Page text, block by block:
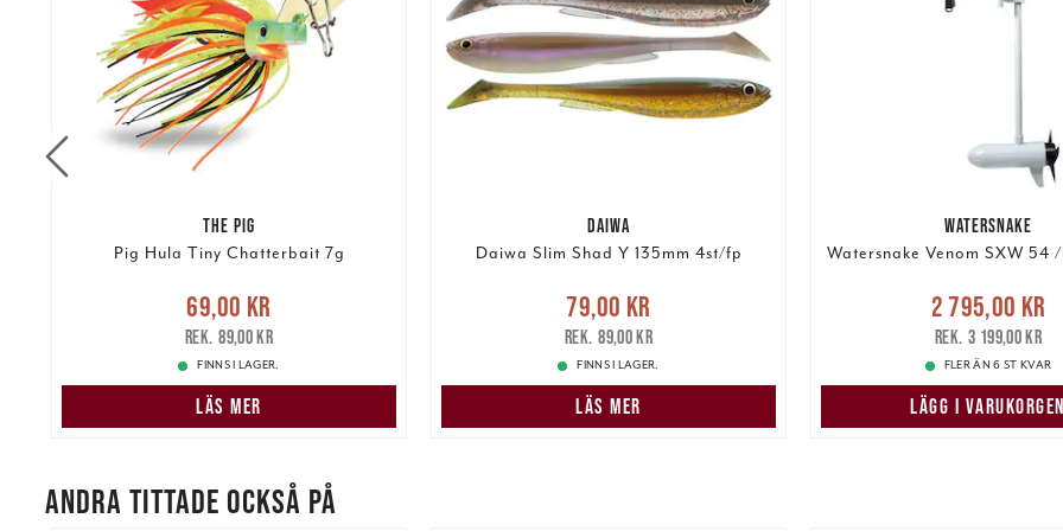
THE PIG
Pig Hula Tiny Chatterbait 7g
Nuvarande pris :69,00 kr
pris: 89,00 kr
69,00 kr
89,00 kr
FINNS I LAGER.
LÄS MER
DAIWA
Daiwa Slim Shad Y 135mm 4st/fp
Nuvarande pris :79,00 kr
pris: 89,00 kr
79,00 kr
89,00 kr
FINNS I LAGER.
LÄS MER
WATERSNAKE
Watersnake Venom SXW 54
Nuvarande pris
2 795,00 krTidigare
3 199,00 kr
2 795,00 kr
3 199,00 kr
FLER ÄN 6 ST KVAR
LÄGG I VARUKORGEN
ANDRA TITTADE OCKSÅ PÅ